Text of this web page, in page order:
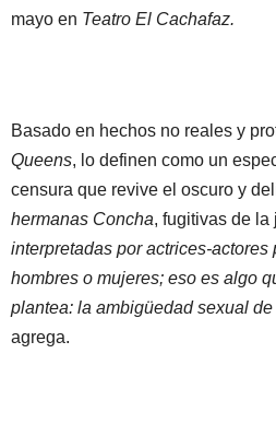
mayo en Teatro El Cachafaz.
Basado en hechos no reales y
Queens, lo definen como un
censura que revive el oscuro y
hermanas Concha, fugitivas de la
interpretadas por actrices-
hombres o mujeres; eso es algo
plantea: la ambigüedad sexual
agrega.